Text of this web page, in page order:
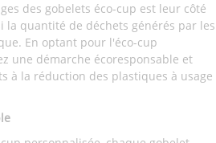
des gobelets éco-cup est leur côté
quantité de déchets générés par les
En optant pour l'éco-cup
une démarche écoresponsable et
à la réduction des plastiques à usage